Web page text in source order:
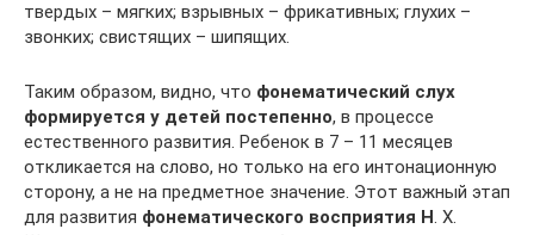
твердых – мягких; взрывных – фрикативных; глухих –
звонких; свистящих – шипящих.
Таким образом, видно, что фонематический слух
формируется у детей постепенно, в процессе
естественного развития. Ребенок в 7 – 11 месяцев
откликается на слово, но только на его интонационную
сторону, а не на предметное значение. Этот важный этап
для развития фонематического восприятия Н. Х.